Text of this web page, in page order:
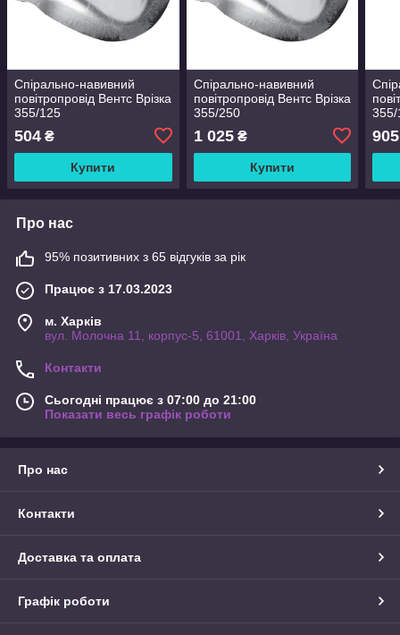
Спірально-навивний
повітропровід Вентс Врізка
355/125
504 ₴
Купити
Спірально-навивний
повітропровід Вентс Врізка
355/250
1 025₴
Купити
905
Про нас
95% позитивних з 65 відгуків за рік
Працює з 17.03.2023
м. Харків
вул. Молочна 11, корпус-5, 61001, Харків, Україна
Контакти
Сьогодні працює з 07:00 до 21:00
Показати весь графік роботи
Про нас
Контакти
Доставка та оплата
Графік роботи